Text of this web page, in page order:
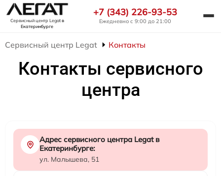
Сервисный центр Legatв
Екатеринбурге
+7 (343) 226-93-53
Ежедневно с 9:00 до 21:00
Сервисный центр Legat Контакты
Контакты сервисного
центра
Адрес сервисного центра Legat в
Екатеринбурге:
ул. Малышева, 51